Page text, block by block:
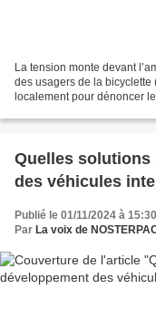
La tension monte devant
des usagers de la
localement pour dénoncer
Quelles solutions
des véhicules
Publié le 01/11/2024 à 15:30
Par La voix de